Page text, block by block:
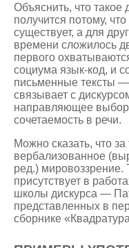
Объяснить, что такое
получится потому,
существует, а для
времени сложилось
первого
социума язык-код, и
письменные тексты —
связывает с
направляющее выбор
сочетаемость в речи.
Можно сказать, что
вербализованное
ред.) мировоззрение.
присутствует в
школы дискурса —
представленных в
сборнике